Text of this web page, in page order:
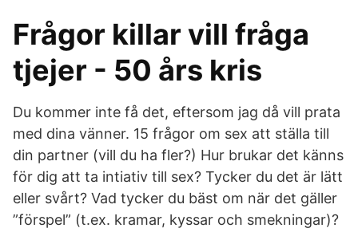
Frågor killar vill fråga
tjejer - 50 års kris
Du kommer inte få det, eftersom jag då vill prata
med dina vänner. 15 frågor om sex att ställa till
din partner (vill du ha fler?) Hur brukar det känns
för dig att ta intiativ till sex? Tycker du det är lätt
eller svårt? Vad tycker du bäst om när det gäller
”förspel” (t.ex. kramar, kyssar och smekningar)?